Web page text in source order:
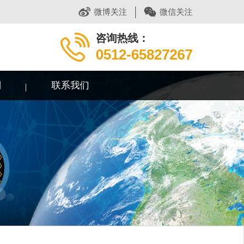
微博关注 微信关注
咨询热线：
0512-65827267
联系我们